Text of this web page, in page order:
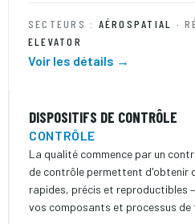
SECTEURS : AÉROSPATIAL ·
ELEVATOR
Voir les détails →
DISPOSITIFS DE CONTRÔLE
CONTRÔLE
La qualité commence par un
de contrôle permettent d'obtenir
rapides, précis et reproductibles
vos composants et processus